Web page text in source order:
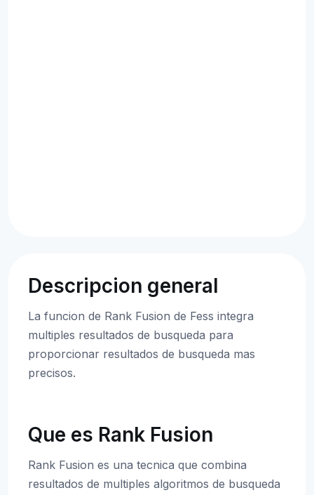
Descripcion general
La funcion de Rank Fusion de Fess integra
multiples resultados de busqueda para
proporcionar resultados de busqueda mas
precisos.
Que es Rank Fusion
Rank Fusion es una tecnica que combina
resultados de multiples algoritmos de busqueda